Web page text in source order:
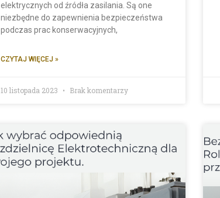
elektrycznych od źródła zasilania. Są one
niezbędne do zapewnienia bezpieczeństwa
podczas prac konserwacyjnych,
CZYTAJ WIĘCEJ »
10 listopada 2023 Brak komentarzy